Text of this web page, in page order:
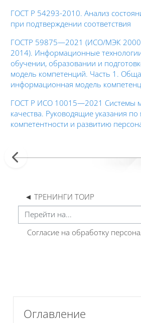
ГОСТ Р 54293-2010. Анализ
при подтверждении соответствия
ГОСТР 59875—2021 (ИСО/МЭК
2014). Информационные
обучении, образовании и
модель компетенций. Часть 1.
информационная модель
ГОСТ Р ИСО 10015—2021 Системы
качества. Руководящие указания
компетентности и развитию
◄ ТРЕНИНГИ ТОИР
Перейти на...
Согласие на обработку
Оглавление